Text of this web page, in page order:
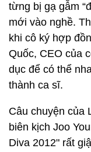
từng bị gạ gẫm
mới vào nghề.
khi cô ký hợp
Quốc, CEO của
dục để có thể
thành ca sĩ.
Câu chuyện của
biên kịch Joo
Diva 2012" rất